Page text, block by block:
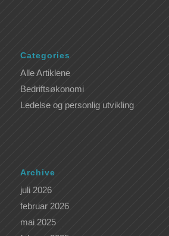
Categories
Alle Artiklene
Bedriftsøkonomi
Ledelse og personlig utvikling
Archive
juli 2026
februar 2026
mai 2025